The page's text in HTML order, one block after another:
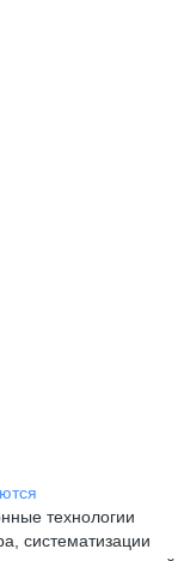
технологии
систематизации